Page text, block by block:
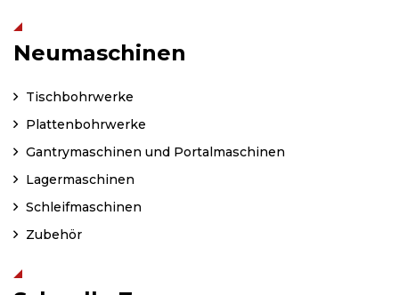
Neumaschinen
Tischbohrwerke
Plattenbohrwerke
Gantrymaschinen und Portalmaschinen
Lagermaschinen
Schleifmaschinen
Zubehör